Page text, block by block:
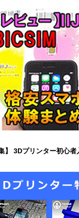
】 3Dプリンター初心者